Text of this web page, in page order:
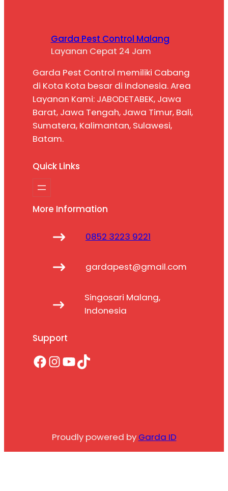
Garda Pest Control Malang
Layanan Cepat 24 Jam
Garda Pest Control memiliki Cabang
di Kota Kota besar di Indonesia. Area
Layanan Kami: JABODETABEK, Jawa
Barat, Jawa Tengah, Jawa Timur, Bali,
Sumatera, Kalimantan, Sulawesi,
Batam.
Quick Links
More Information
0852 3223 9221
gardapest@gmail.com
Singosari Malang,
Indonesia
Support
Facebook InstagramYouTube TikTok
Proudly powered by Garda ID